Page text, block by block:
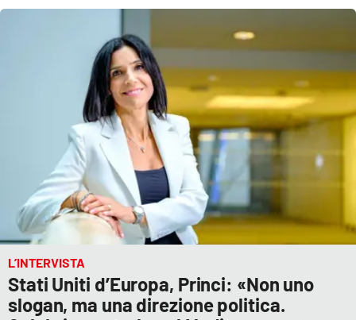
Imprese Di Calabria
Le perfidie di Antonella Grippo
Venti di comunicazione
STREAMING
LaC TV
LaC Network
L’INTERVISTA
Stati Uniti d’Europa, Princi: «Non uno
slogan, ma una direzione politica.